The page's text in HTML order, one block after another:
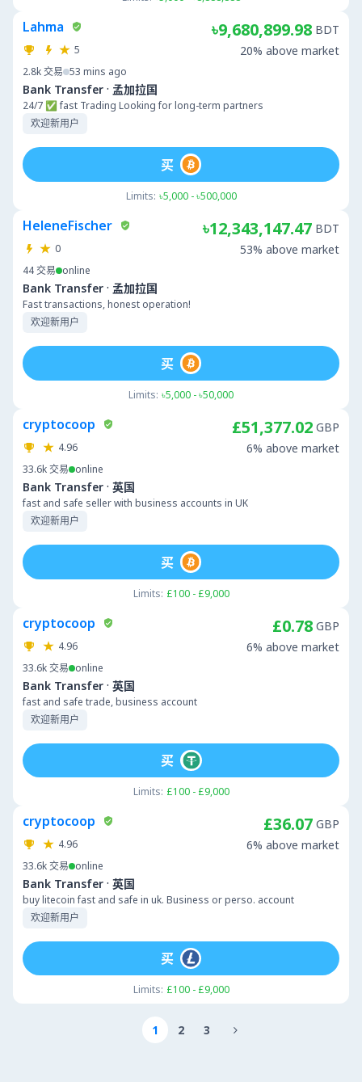
Lahma
5
2.8k交易 53 mins ago
Bank Transfer · 孟加拉国
24/7 ✅ fast Trading Looking for long-term partners
欢迎新用户
৳9,680,899.98 BDT
20% above market
Limits: ৳5,000 - ৳500,000
买
HeleneFischer
0
44交易 online
Bank Transfer · 孟加拉国
Fast transactions, honest operation!
欢迎新用户
৳12,343,147.47 BDT
53% above market
Limits: ৳5,000 - ৳50,000
买
cryptocoop
4.96
33.6k交易 online
Bank Transfer · 英国
fast and safe seller with business accounts in UK
欢迎新用户
£51,377.02 GBP
6% above market
Limits: £100 - £9,000
买
cryptocoop
4.96
33.6k交易 online
Bank Transfer · 英国
fast and safe trade, business account
欢迎新用户
£0.78 GBP
6% above market
Limits: £100 - £9,000
买
cryptocoop
4.96
33.6k交易 online
Bank Transfer · 英国
buy litecoin fast and safe in uk. Business or perso. account
欢迎新用户
£36.07 GBP
6% above market
Limits: £100 - £9,000
买
1 2 3 